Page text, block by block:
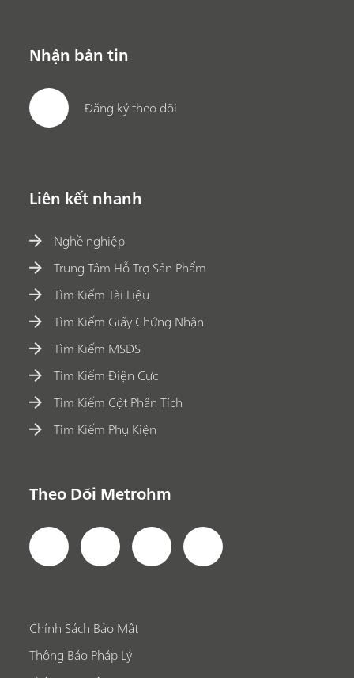
Nhận bản tin
Đăng ký theo dõi
Liên kết nhanh
Nghề nghiệp
Trung Tâm Hỗ Trợ Sản Phẩm
Tìm Kiếm Tài Liệu
Tìm Kiếm Giấy Chứng Nhận
Tìm Kiếm MSDS
Tìm Kiếm Điện Cực
Tìm Kiếm Cột Phân Tích
Tìm Kiếm Phụ Kiện
Theo Dõi Metrohm
Chính Sách Bảo Mật
Thông Báo Pháp Lý